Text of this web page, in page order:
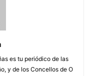
es tu periódico de las
y de los Concellos de O